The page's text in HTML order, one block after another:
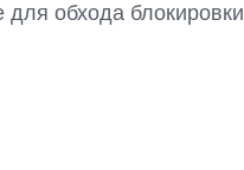
обхода блокировки